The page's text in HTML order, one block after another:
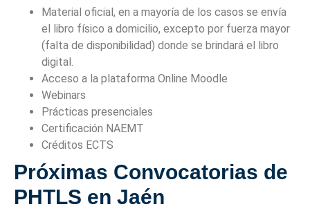
Material oficial, en a mayoría de los casos se envía
el libro físico a domicilio, excepto por fuerza mayor
(falta de disponibilidad) donde se brindará el libro
digital.
Acceso a la plataforma Online Moodle
Webinars
Prácticas presenciales
Certificación NAEMT
Créditos ECTS
Próximas Convocatorias de
PHTLS en Jaén